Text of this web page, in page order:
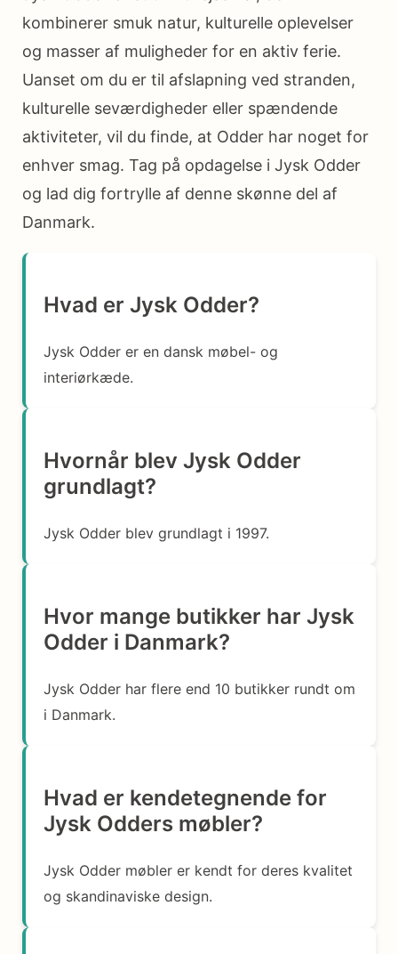
kombinerer smuk natur, kulturelle oplevelser
og masser af muligheder for en aktiv ferie.
Uanset om du er til afslapning ved stranden,
kulturelle seværdigheder eller spændende
aktiviteter, vil du finde, at Odder har noget for
enhver smag. Tag på opdagelse i Jysk Odder
og lad dig fortrylle af denne skønne del af
Danmark.
Hvad er Jysk Odder?
Jysk Odder er en dansk møbel- og
interiørkæde.
Hvornår blev Jysk Odder
grundlagt?
Jysk Odder blev grundlagt i 1997.
Hvor mange butikker har Jysk
Odder i Danmark?
Jysk Odder har flere end 10 butikker rundt om
i Danmark.
Hvad er kendetegnende for
Jysk Odders møbler?
Jysk Odder møbler er kendt for deres kvalitet
og skandinaviske design.